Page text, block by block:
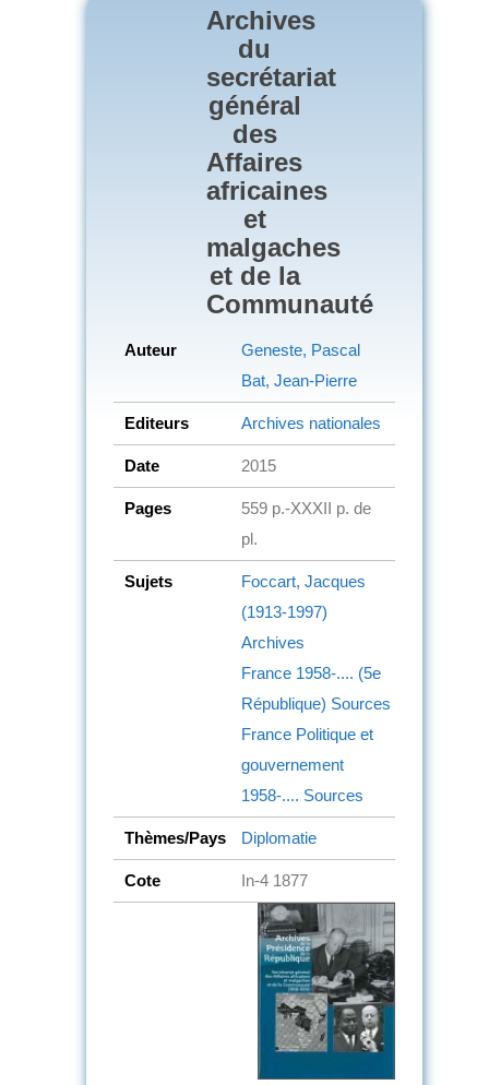
Archives
du
secrétariat
général
des
Affaires
africaines
et
malgaches
et de la
Communauté
Auteur
Geneste, Pascal
Bat, Jean-Pierre
Editeurs Archives nationales
Date 2015
Pages
559 p.-XXXII p. de
pl.
Sujets
Foccart, Jacques
(1913-1997)
Archives
France 1958-.... (5e
République) Sources
France Politique et
gouvernement
1958-.... Sources
Thèmes/Pays Diplomatie
Cote In-4 1877